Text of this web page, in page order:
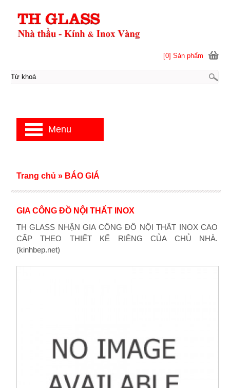
GIA CÔNG ĐỒ NỘI THẤT INOX
TH GLASS NHẬN GIA CÔNG ĐỒ NỘI THẤT INOX CAO
CẤP THEO THIẾT KẾ RIÊNG CỦA CHỦ NHÀ.
(kinhbep.net)
Trang chủ » BÁO GIÁ
[0] Sản phẩm
Menu